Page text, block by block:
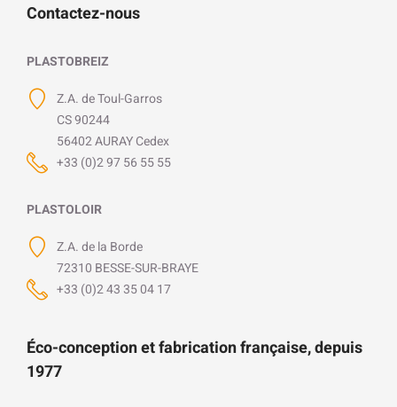
Contactez-nous
PLASTOBREIZ
Z.A. de Toul-Garros
CS 90244
56402 AURAY Cedex
+33 (0)2 97 56 55 55
PLASTOLOIR
Z.A. de la Borde
72310 BESSE-SUR-BRAYE
+33 (0)2 43 35 04 17
Éco-conception et fabrication française, depuis
1977